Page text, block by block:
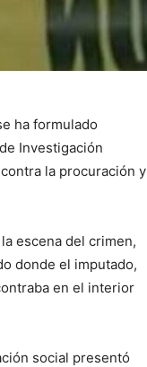
ha formulado
Investigación
la procuración y
escena del crimen,
donde el imputado,
en el interior
social presentó